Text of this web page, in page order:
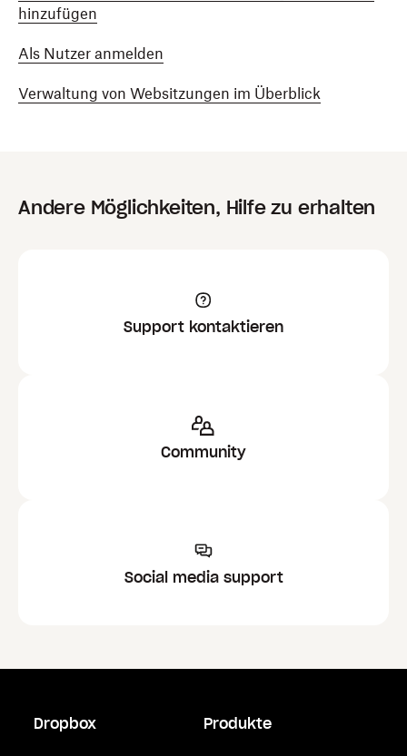
hinzufügen
Als Nutzer anmelden
Verwaltung von Websitzungen im Überblick
Andere Möglichkeiten, Hilfe zu erhalten
Support kontaktieren
Community
Social media support
Dropbox Produkte